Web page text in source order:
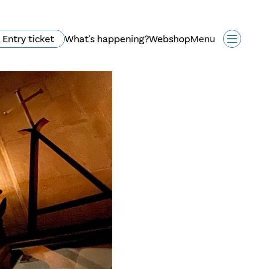
Entry ticket What's happening?WebshopMenu
the
History and
architecture